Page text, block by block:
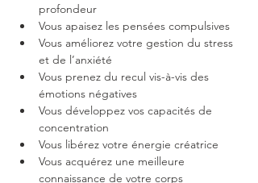
profondeur
Vous apaisez les pensées compulsives
Vous améliorez votre gestion du stress
et de l’anxiété
Vous prenez du recul vis-à-vis des
émotions négatives
Vous développez vos capacités de
concentration
Vous libérez votre énergie créatrice
Vous acquérez une meilleure
connaissance de votre corps